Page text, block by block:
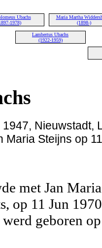
Ubachs
1978)
Maria Martha
(1898-)
Lambertus Ubachs
(1922-1959)
Nieuwstadt,
Maria Steijns op
met Jan
op 11 Jun
geboren